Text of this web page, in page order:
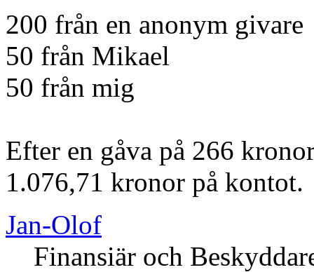
200 från en anonym givare
50 från Mikael
50 från mig
Efter en gåva på 266
1.076,71 kronor på kontot.
Jan-Olof
Finansiär och